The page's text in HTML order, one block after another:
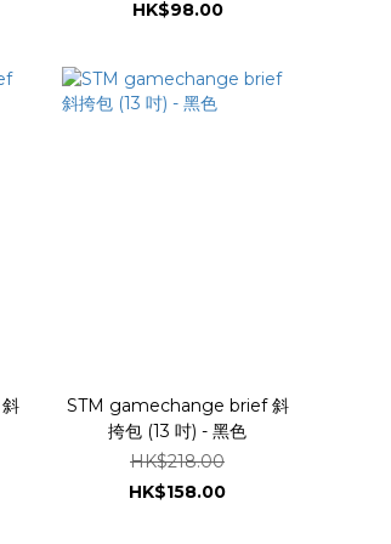
HK$98.00
STM gamechange brief 斜
挎包 (13 吋) - 黑色
HK$218.00
HK$158.00